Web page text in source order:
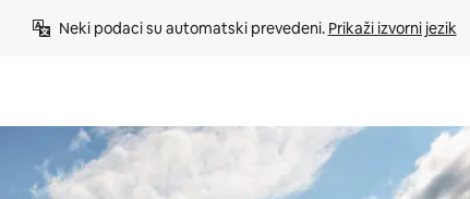
Neki podaci su automatski prevedeni. Prikaži izvorni jezik